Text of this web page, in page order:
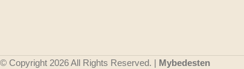
© Copyright 2026 All Rights Reserved. | Mybedesten